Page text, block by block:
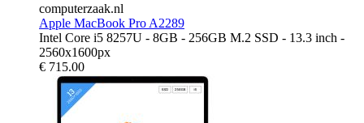
computerzaak.nl
Apple MacBook Pro A2289
Intel Core i5 8257U - 8GB - 256GB M.2 SSD - 13.3 inch -
2560x1600px
€ 715.00